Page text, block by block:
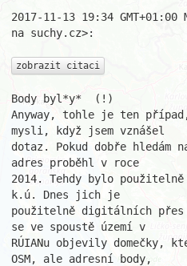
2017-11-13 19:34
na suchy.cz>:
zobrazit citaci
Body byl*y*  (!)
Anyway, tohle je ten
mysli, když jsem vznášel
dotaz. Pokud dobře hledám
adres proběhl v roce
2014. Tehdy bylo
k.ú. Dnes jich je
použitelně digitálních
se ve spoustě území v
RÚIANu objevily domečky,
OSM, ale adresní body,